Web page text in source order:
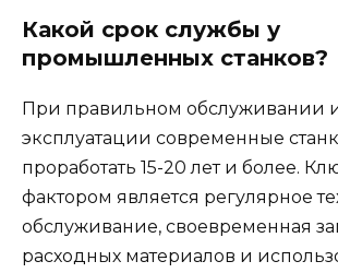
Какой срок службы у
промышленных станков?
При правильном обслуживании
эксплуатации современные
проработать 15-20 лет и более.
фактором является регулярное
обслуживание, своевременная
расходных материалов и